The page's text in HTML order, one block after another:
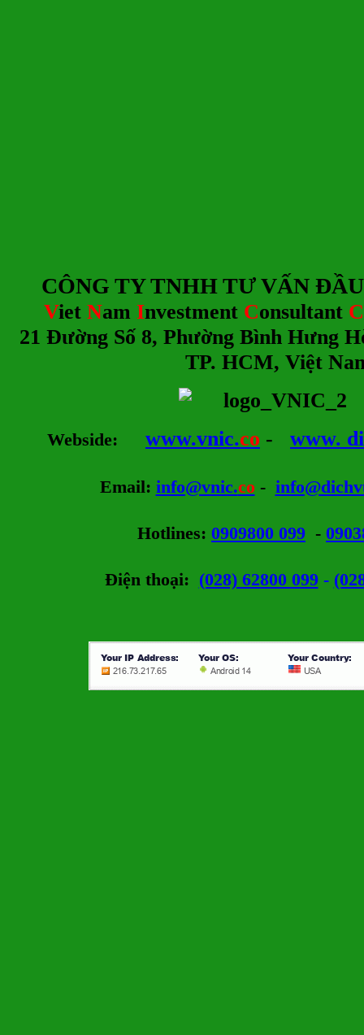
CÔNG TY TNHH TƯVẤN
Viet Nam Investment Consultant
21 Đường Số 8, Phường Bình Hưng
TP. HCM, Việt
Webside: www.vnic.co - www.
Email: info@vnic.co-
Hotlines: 0909800 099 -
Điện thoại: (028) 62800 099-